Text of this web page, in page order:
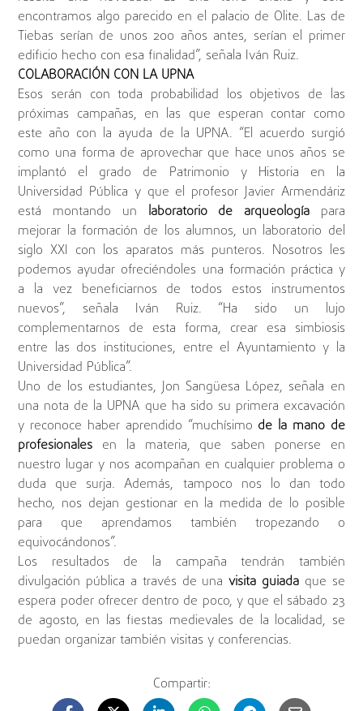
encontramos algo parecido en el palacio de Olite. Las de
Tiebas serían de unos 200 años antes, serían el primer
edificio hecho con esa finalidad”, señala Iván Ruiz.
COLABORACIÓN CON LA UPNA
Esos serán con toda probabilidad los objetivos de las
próximas campañas, en las que esperan contar como
este año con la ayuda de la UPNA. “El acuerdo surgió
como una forma de aprovechar que hace unos años se
implantó el grado de Patrimonio y Historia en la
Universidad Pública y que el profesor Javier Armendáriz
está montando un laboratorio de arqueología para
mejorar la formación de los alumnos, un laboratorio del
siglo XXI con los aparatos más punteros. Nosotros les
podemos ayudar ofreciéndoles una formación práctica y
a la vez beneficiarnos de todos estos instrumentos
nuevos”, señala Iván Ruiz. “Ha sido un lujo
complementarnos de esta forma, crear esa simbiosis
entre las dos instituciones, entre el Ayuntamiento y la
Universidad Pública”.
Uno de los estudiantes, Jon Sangüesa López, señala en
una nota de la UPNA que ha sido su primera excavación
y reconoce haber aprendido “muchísimo de la mano de
profesionales en la materia, que saben ponerse en
nuestro lugar y nos acompañan en cualquier problema o
duda que surja. Además, tampoco nos lo dan todo
hecho, nos dejan gestionar en la medida de lo posible
para que aprendamos también tropezando o
equivocándonos”.
Los resultados de la campaña tendrán también
divulgación pública a través de unavisita guiada que se
espera poder ofrecer dentro de poco, y que el sábado 23
de agosto, en las fiestas medievales de la localidad, se
puedan organizar también visitas y conferencias.
Compartir: